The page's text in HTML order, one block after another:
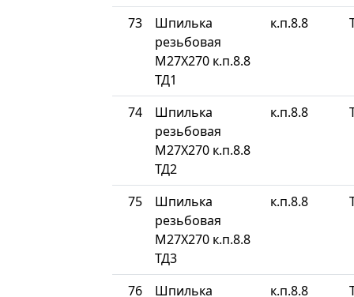
73
Шпилька
резьбовая
М27Х270 к.п.8.8
ТД1
к.п.8.8
74
Шпилька
резьбовая
М27Х270 к.п.8.8
ТД2
к.п.8.8
75
Шпилька
резьбовая
М27Х270 к.п.8.8
ТД3
к.п.8.8
76
Шпилька
к.п.8.8